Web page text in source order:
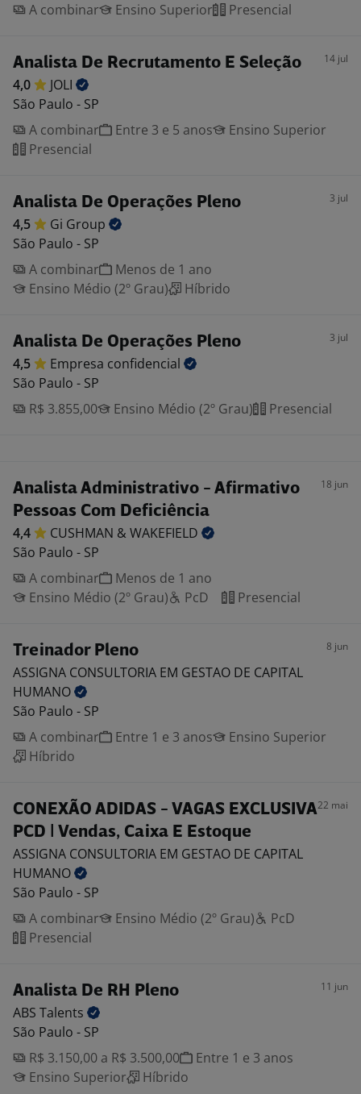
A combinar
Ensino Superior Presencial
Analista De Recrutamento E Seleção 14 jul
4,0
JOLI
São Paulo - SP
A combinar
Entre 3 e 5 anos
Ensino Superior
Presencial
Analista De Operações Pleno 3 jul
4,5 Gi Group
São Paulo - SP
A combinar
Menos de 1 ano
Ensino Médio (2º Grau)
Híbrido
Analista De Operações Pleno 3 jul
4,5 Empresa confidencial
São Paulo - SP
R$ 3.855,00
Ensino Médio (2º Grau) Presencial
Analista Administrativo - Afirmativo
Pessoas Com Deficiência
18 jun
4,4 CUSHMAN & WAKEFIELD
São Paulo - SP
A combinar
Menos de 1 ano
Ensino Médio (2º Grau)
PcD Presencial
Treinador Pleno 8 jun
ASSIGNA CONSULTORIA EM GESTAO DE CAPITAL
HUMANO
São Paulo - SP
A combinar
Entre 1 e 3 anos
Ensino Superior
Híbrido
CONEXÃO ADIDAS - VAGAS EXCLUSIVA
PCD | Vendas, Caixa E Estoque
22 mai
ASSIGNA CONSULTORIA EM GESTAO DE CAPITAL
HUMANO
São Paulo - SP
A combinar
Ensino Médio (2º Grau)
PcD
Presencial
Analista De RH Pleno 11 jun
ABS Talents
São Paulo - SP
R$ 3.150,00 a R$ 3.500,00
Entre 1 e 3 anos
Ensino Superior
Híbrido